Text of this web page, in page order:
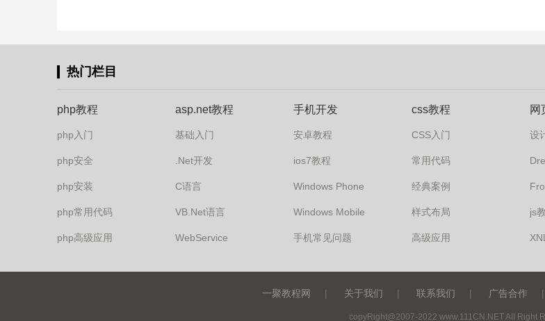
热门栏目
php教程
php入门
php安全
php安装
php常用代码
php高级应用
asp.net教程
基础入门
.Net开发
C语言
VB.Net语言
WebService
手机开发
安卓教程
ios7教程
Windows Phone
Windows Mobile
手机常见问题
css教程
CSS入门
常用代码
经典案例
样式布局
高级应用
网
设
js
一聚教程网 | 关于我们 | 联系我们 | 广告合作 |
copyRight@2007-2022 www.111CN.NET AII Right